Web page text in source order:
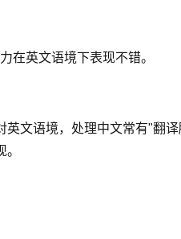
在英文语境下表现不错。
文语境，处理中文常有"翻